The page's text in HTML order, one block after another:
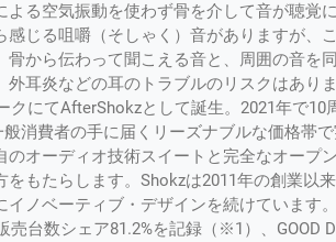
よる空気振動を使わず骨を介して音が聴覚
感じる咀嚼（そしゃく）音がありますが、
骨から伝わって聞こえる音と、周囲の音を
外耳炎などの耳のトラブルのリスクはあり
クにてAfterShokzとして誕生。2021年で
消費者の手に届くリーズナブルな価格帯
のオーディオ技術スイートと完全なオープ
をもたらします。Shokzは2011年の創業以
イノベーティブ・デザインを続けています
台数シェア81.2%を記録（※1）、GOOD